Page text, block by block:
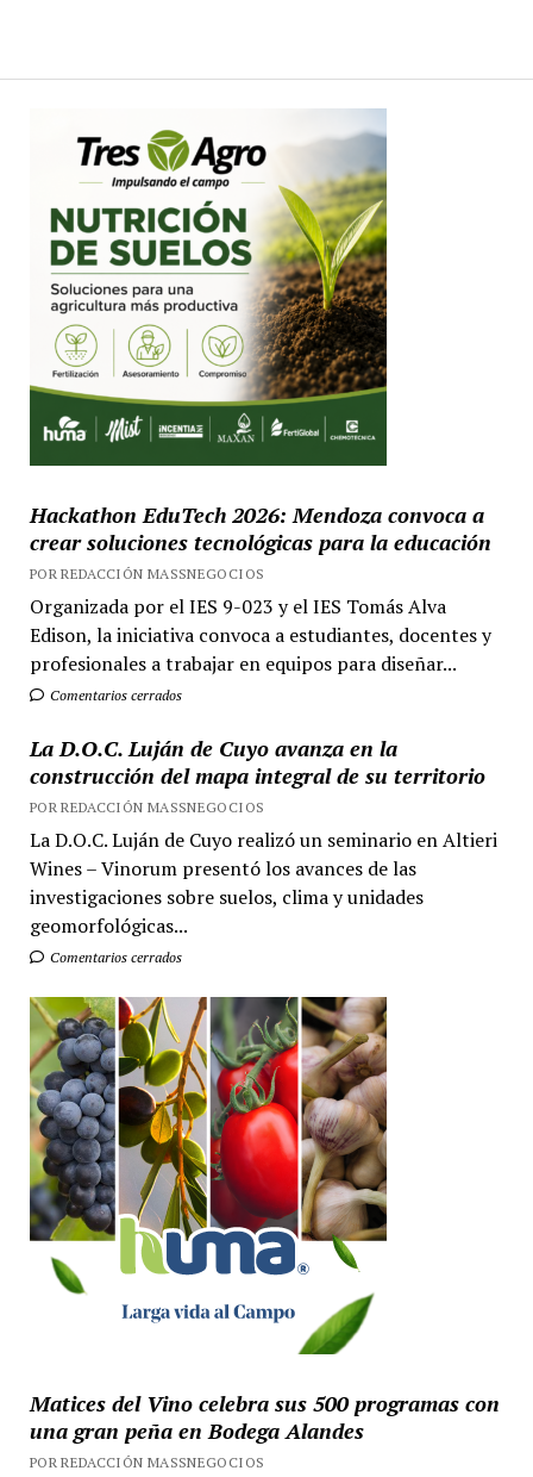
Hackathon EduTech 2026: Mendoza convoca a
crear soluciones tecnológicas para la educación
POR REDACCIÓN MASSNEGOCIOS
Organizada por el IES 9-023 y el IES Tomás Alva
Edison, la iniciativa convoca a estudiantes, docentes y
profesionales a trabajar en equipos para diseñar...
Comentarios cerrados
La D.O.C. Luján de Cuyo avanza en la
construcción del mapa integral de su territorio
POR REDACCIÓN MASSNEGOCIOS
La D.O.C. Luján de Cuyo realizó un seminario en Altieri
Wines – Vinorum presentó los avances de las
investigaciones sobre suelos, clima y unidades
geomorfológicas...
Comentarios cerrados
Matices del Vino celebra sus 500 programas con
una gran peña en Bodega Alandes
POR REDACCIÓN MASSNEGOCIOS